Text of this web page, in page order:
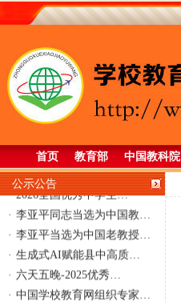
首页 教育部 中国教科院
公示公告
· 2026全国优秀中学生…
· 李亚平同志当选为中国教…
· 李亚平当选为中国老教授…
· 生成式AI赋能县中高质…
· 六天五晚-2025优秀…
· 中国学校教育网组织专家…